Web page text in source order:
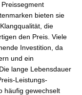
bieten sie
die
den Preis. Viele
Investition, da
und ein
lange Lebensdauer
Leistungs-
häufig gewechselt